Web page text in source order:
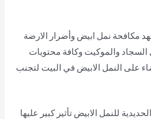
مكافحة نمل ابيض وأضرار الارضة
والموكيت وكافة محتويات
على النمل الابيض في البيت لتجنب
للنمل الابيض تأثير كبير عليها